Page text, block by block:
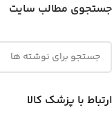
جستجوی مطالب سایت
ارتباط با پزشک کالا